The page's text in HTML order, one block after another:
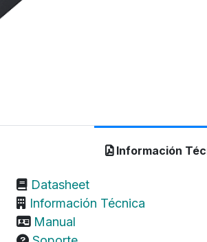
Información
Datasheet
Información Técnica
Manual